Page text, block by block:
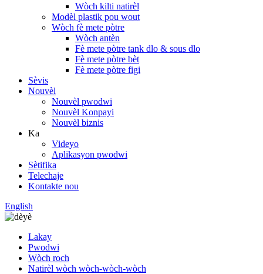
Wòch kilti natirèl
Modèl plastik pou wout
Wòch fè mete pòtre
Wòch antèn
Fè mete pòtre tank dlo & sous dlo
Fè mete pòtre bèt
Fè mete pòtre figi
Sèvis
Nouvèl
Nouvèl pwodwi
Nouvèl Konpayi
Nouvèl biznis
Ka
Videyo
Aplikasyon pwodwi
Sètifika
Telechaje
Kontakte nou
English
Lakay
Pwodwi
Wòch roch
Natirèl wòch wòch-wòch-wòch